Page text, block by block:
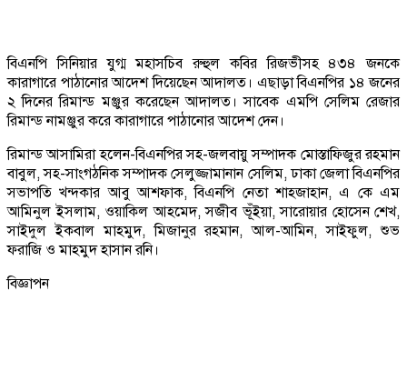
বিএনপি সিনিয়ার যুগ্ম মহাসচিব রুহুল কবির রিজভীসহ ৪৩৪ জনকে
কারাগারে পাঠানোর আদেশ দিয়েছেন আদালত। এছাড়া বিএনপির ১৪ জনের
২ দিনের রিমান্ড মঞ্জুর করেছেন আদালত। সাবেক এমপি সেলিম রেজার
রিমান্ড নামঞ্জুর করে কারাগারে পাঠানোর আদেশ দেন।
রিমান্ড আসামিরা হলেন-বিএনপির সহ-জলবায়ু সম্পাদক মোস্তাফিজুর রহমান
বাবুল, সহ-সাংগঠনিক সম্পাদক সেলুজ্জামানান সেলিম, ঢাকা জেলা বিএনপির
সভাপতি খন্দকার আবু আশফাক, বিএনপি নেতা শাহজাহান, এ কে এম
আমিনুল ইসলাম, ওয়াকিল আহমেদ, সজীব ভূঁইয়া, সারোয়ার হোসেন শেখ,
সাইদুল ইকবাল মাহমুদ, মিজানুর রহমান, আল-আমিন, সাইফুল, শুভ
ফরাজি ও মাহমুদ হাসান রনি।
বিজ্ঞাপন